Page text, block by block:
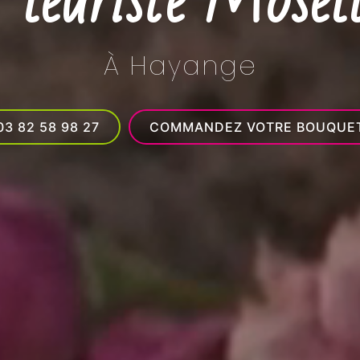
À Hayange
82 58 98 27 COMMANDEZ VOTRE